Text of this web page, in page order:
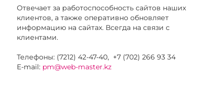
Отвечает за работоспособность сайтов наших
клиентов, а также оперативно обновляет
информацию на сайтах. Всегда на связи с
клиентами.
Телефоны: (7212) 42-47-40, +7 (702) 266 93 34
E-mail: pm@web-master.kz